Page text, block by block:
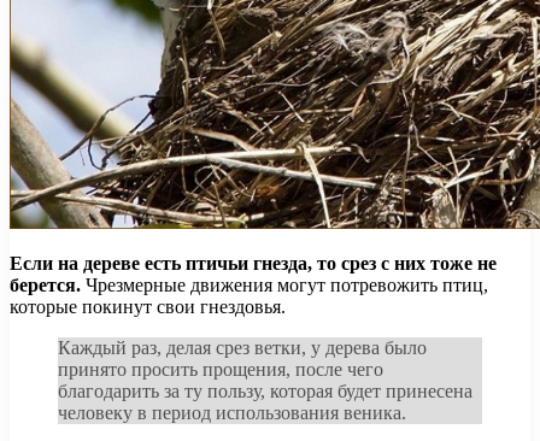
Если на дереве есть птичьи гнезда, то срез с них тоже не
берется. Чрезмерные движения могут потревожить птиц,
которые покинут свои гнездовья.
Каждый раз, делая срез ветки, у дерева было
принято просить прощения, после чего
благодарить за ту пользу, которая будет принесена
человеку в период использования веника.